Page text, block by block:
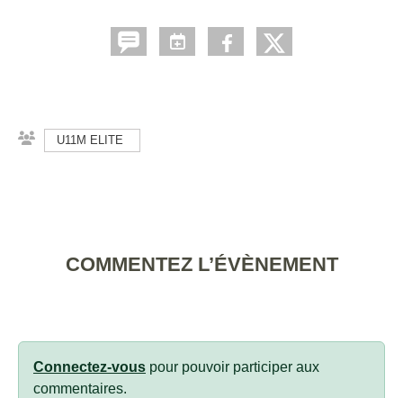
U11M ELITE
COMMENTEZ L’ÉVÈNEMENT
Connectez-vous pour pouvoir participer aux
commentaires.